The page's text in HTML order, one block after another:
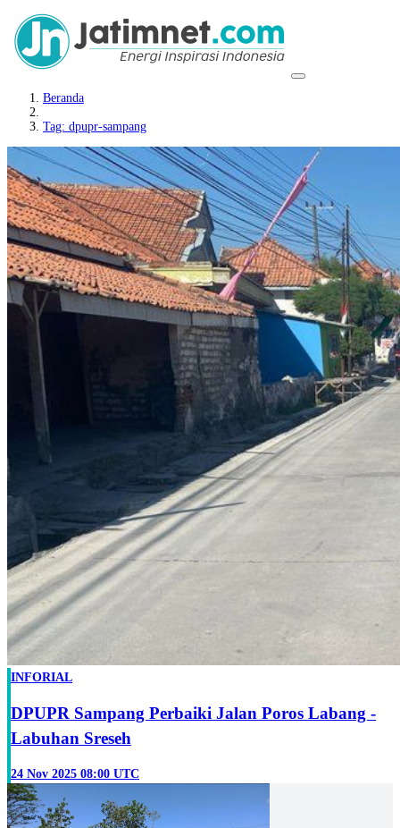
Beranda
Tag: dpupr-sampang
INFORIAL
DPUPR Sampang Perbaiki Jalan Poros Labang -
Labuhan Sreseh
24 Nov 2025 08:00 UTC